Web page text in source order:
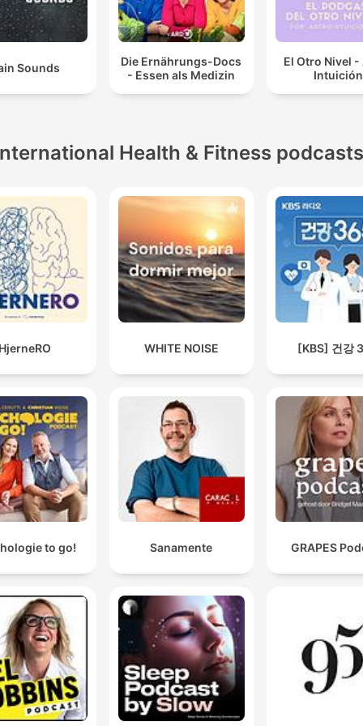
Sounds
Die Ernährungs-Docs
- Essen als Medizin
El Otro Nivel
Intuición
Health & Fitness podcasts
WHITE NOISE [KBS] 건강
to go! Sanamente GRAPES